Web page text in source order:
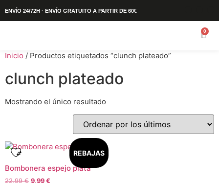
ENVÍO 24/72H · ENVÍO GRATUITO A PARTIR DE 60€
0
Inicio / Productos etiquetados “clunch plateado”
clunch plateado
Mostrando el único resultado
REBAJAS
Bombonera espejo plata
22,99€ 9,99 €